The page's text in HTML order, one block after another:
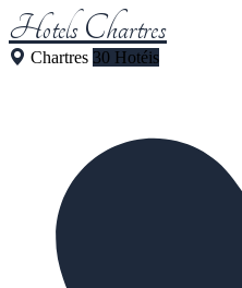
Hotels Chartres
Chartres 30 Hotéis